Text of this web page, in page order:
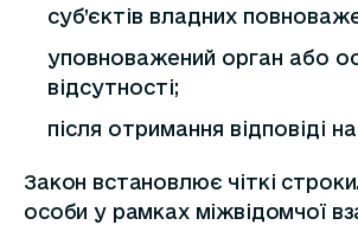
суб’єктів владних
уповноважений орган або
відсутності;
після отримання відповіді
Закон встановлює чіткі
особи у рамках міжвідомчої